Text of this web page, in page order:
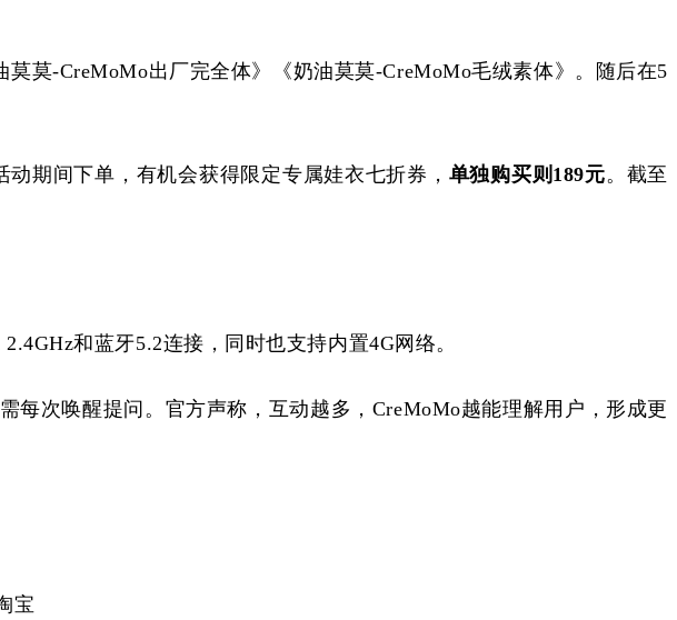
莫-CreMoMo出厂完全体》《奶油莫莫-CreMoMo毛绒素体》。随后在5
动期间下单，有机会获得限定专属娃衣七折券， 单独购买则 189元。截至
和蓝牙5.2连接，同时也支持内置4G网络。
每次唤醒提问。官方声称，互动越多， CreMoMo越能理解用户，形成更
宝